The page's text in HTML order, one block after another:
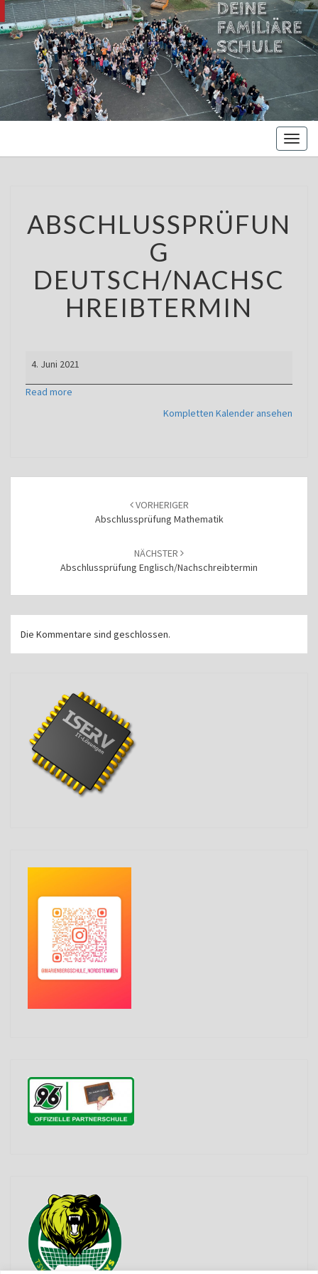
Oberschule –
Offene
Ganztagsschule
DEUTSCH/
ABSCHLUSSPRÜFUN
G
DEUTSCH/NACHSC
HREIBTERMIN
Abschlussprüfung
Deutsch/Nachschreibtermin
4. Juni 2021
Read more
Kompletten Kalender ansehen
VORHERIGER
Abschlussprüfung Mathematik
NÄCHSTER
Abschlussprüfung Englisch/Nachschreibtermin
Die Kommentare sind geschlossen.